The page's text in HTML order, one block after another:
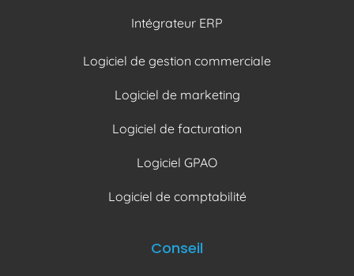
Intégrateur ERP
Logiciel de gestion commerciale
Logiciel de marketing
Logiciel de facturation
Logiciel GPAO
Logiciel de comptabilité
Conseil